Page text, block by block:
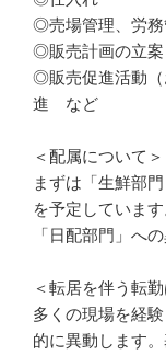
◎売場管理、労務
◎販売計画の立案
◎販売促進活動（
進　など
＜配属について＞
まずは「生鮮部
を予定していま
「日配部門」へ
＜転居を伴う転
多くの現場を経
的に異動します